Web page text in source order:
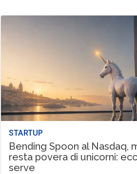
STARTUP
Bending Spoon al Nasdaq,
resta povera di unicorni:
serve